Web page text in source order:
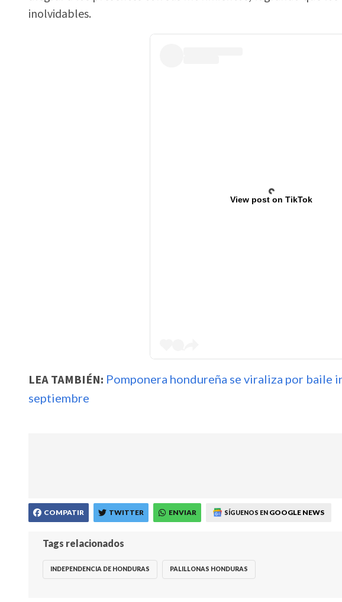
inolvidables.
View post on TikTok
LEA TAMBIÉN: Pomponera hondureña se viraliza por baile
septiembre
COMPATIR TWITTER ENVIAR SÍGUENOS EN GOOGLE NEWS
Tags relacionados
INDEPENDENCIA DE HONDURAS PALILLONAS HONDURAS